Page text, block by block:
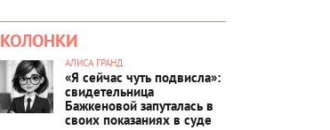
КОЛОНКИ
АЛИСА ГРАНД
«Я сейчас чуть подвисла»:
свидетельница
Бажкеновой запуталась в
своих показаниях в суде